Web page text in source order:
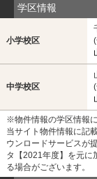
学区情報
小学校区
中学校区
※物件情報の学区情報
当サイト物件情報に記
ウンロードサービスが
タ【2021年度】を元に
る場合がございます。